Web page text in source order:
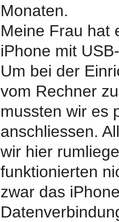
Monaten.
Meine Frau hat
iPhone mit
Um bei der
vom Rechner
mussten wir es
anschliessen.
wir hier
funktionierten
zwar das